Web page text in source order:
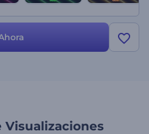
Visualizaciones